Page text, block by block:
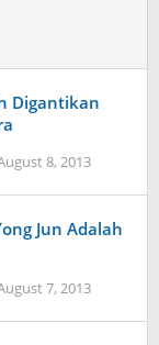
Digantikan
8, 2013by
Jun Adalah
7, 2013by